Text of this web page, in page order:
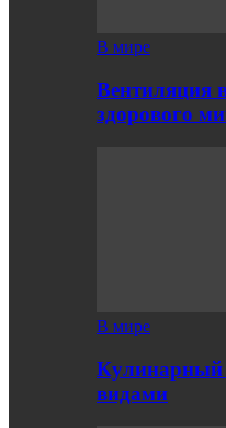
В мире
Вентиляция
здорового
В мире
Кулинарный
видами